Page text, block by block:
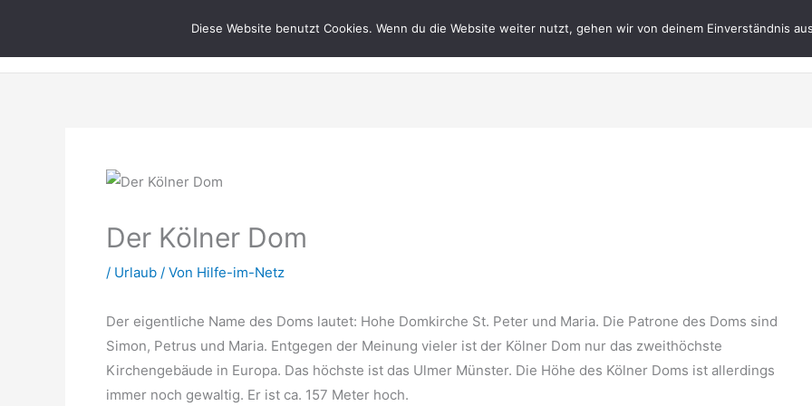
springen
Hilfe im Netz Datenschutz
Der Kölner Dom
/ Urlaub / Von Hilfe-im-Netz
Der eigentliche Name des Doms lautet: Hohe Domkirche St. Peter und Maria. Die Patrone des Doms sind
Simon, Petrus und Maria. Entgegen der Meinung vieler ist der Kölner Dom nur das zweithöchste
Kirchengebäude in Europa. Das höchste ist das Ulmer Münster. Die Höhe des Kölner Doms ist allerdings
immer noch gewaltig. Er ist ca. 157 Meter hoch.
Diese Website benutzt Cookies. Wenn du die Website weiter nutzt, gehen wir von deinem Einverständnis